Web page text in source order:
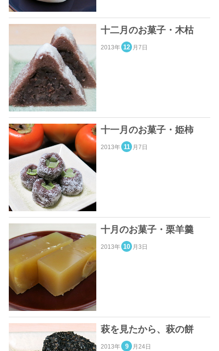
十二月のお菓子・木枯
2013年 12 月7日
十一月のお菓子・姫柿
2013年 11 月7日
十月のお菓子・栗羊羹
2013年 10 月3日
萩を見たから、萩の餅
2013年 9 月24日